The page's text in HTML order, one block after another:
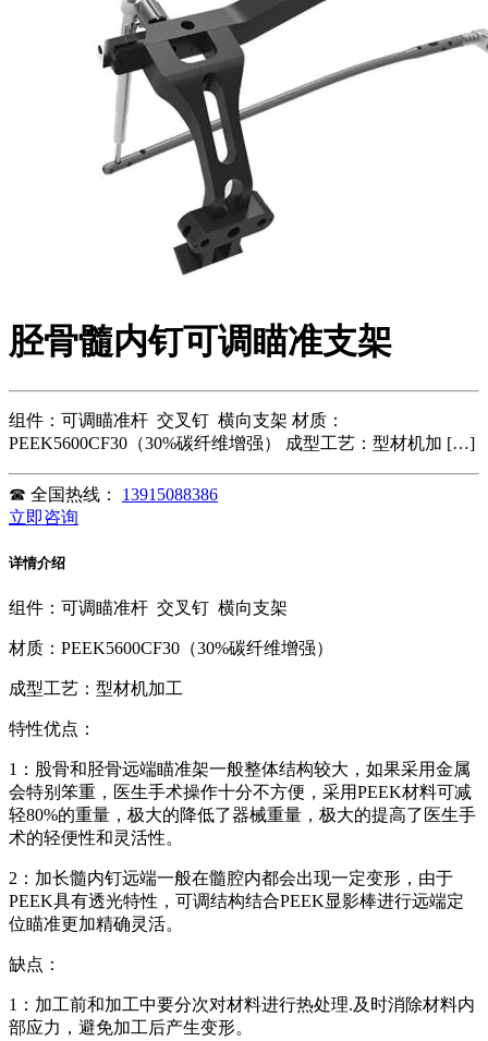
胫骨髓内钉可调瞄准支架
组件：可调瞄准杆 交叉钉 横向支架 材质：
PEEK5600CF30（30%碳纤维增强） 成型工艺：型材机加 […]
☎ 全国热线： 13915088386
立即咨询
详情介绍
组件：可调瞄准杆 交叉钉 横向支架
材质：PEEK5600CF30（30%碳纤维增强）
成型工艺：型材机加工
特性优点：
1：股骨和胫骨远端瞄准架一般整体结构较大，如果采用金属
会特别笨重，医生手术操作十分不方便，采用PEEK材料可减
轻80%的重量，极大的降低了器械重量，极大的提高了医生手
术的轻便性和灵活性。
2：加长髓内钉远端一般在髓腔内都会出现一定变形，由于
PEEK具有透光特性，可调结构结合PEEK显影棒进行远端定
位瞄准更加精确灵活。
缺点：
1：加工前和加工中要分次对材料进行热处理.及时消除材料内
部应力，避免加工后产生变形。